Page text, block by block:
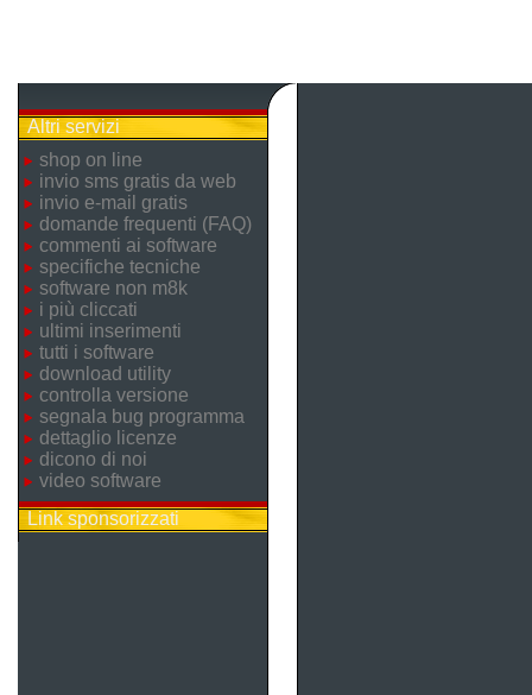
Altri servizi
shop on line
invio sms gratis da web
invio e-mail gratis
domande frequenti (FAQ)
commenti ai software
specifiche tecniche
software non m8k
i più cliccati
ultimi inserimenti
tutti i software
download utility
controlla versione
segnala bug programma
dettaglio licenze
dicono di noi
video software
Link sponsorizzati